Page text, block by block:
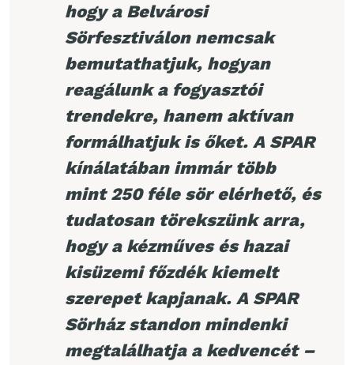
hogy a Belvárosi
Sörfesztiválon nemcsak
bemutathatjuk, hogyan
reagálunk a fogyasztói
trendekre, hanem aktívan
formálhatjuk is őket. A SPAR
kínálatában immár több
mint 250 féle sör elérhető, és
tudatosan törekszünk arra,
hogy a kézműves és hazai
kisüzemi főzdék kiemelt
szerepet kapjanak. A SPAR
Sörház standon mindenki
megtalálhatja a kedvencét –